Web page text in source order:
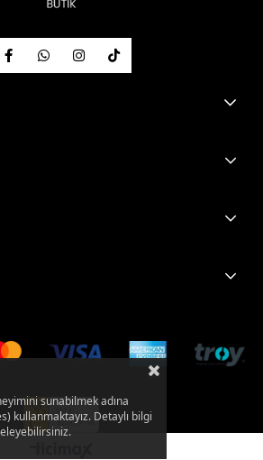
sunabilmek adına
kullanmaktayız. Detaylı bilgi